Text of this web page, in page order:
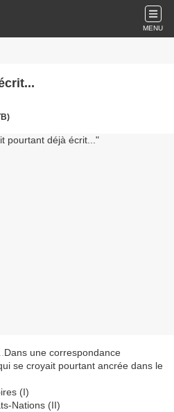
MENU
Dans une correspondance
se croyait pourtant ancrée dans le
(I)
Nations (II)